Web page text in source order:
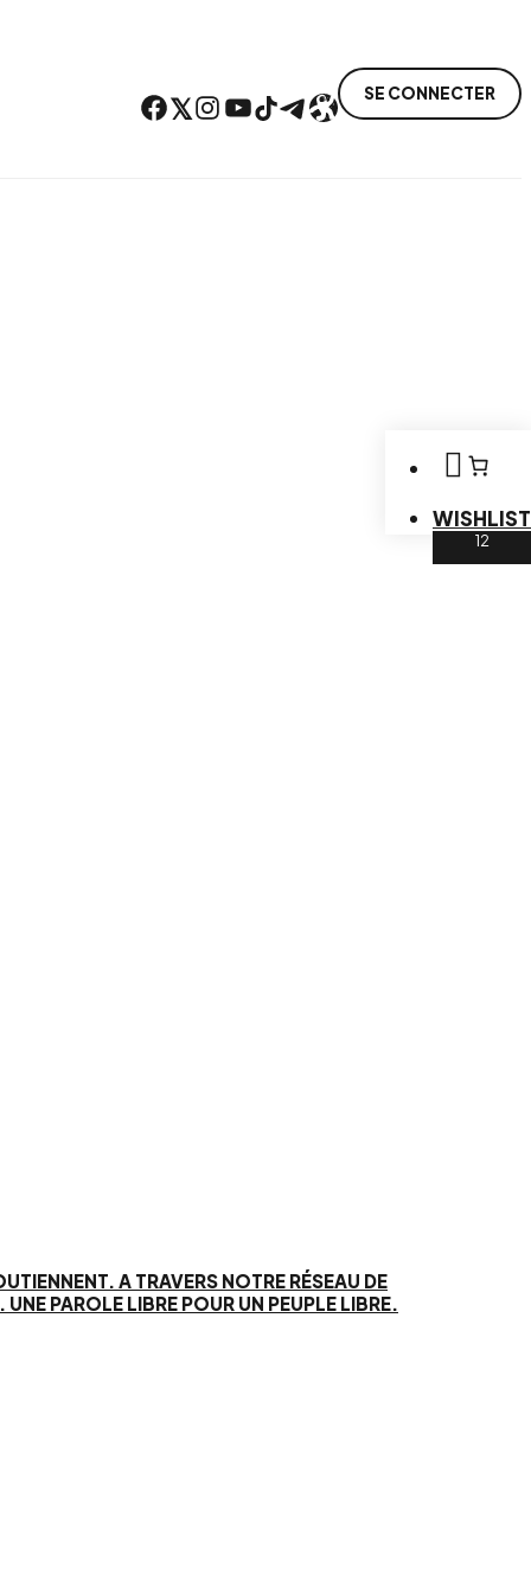
Facebook Twitter Instagram YouTube TikTok TelegramLien SE CONNECTER
A TRAVERS NOTRE RÉSEAU DE
PAROLE LIBRE POUR UN PEUPLE LIBRE.
WISHLIST